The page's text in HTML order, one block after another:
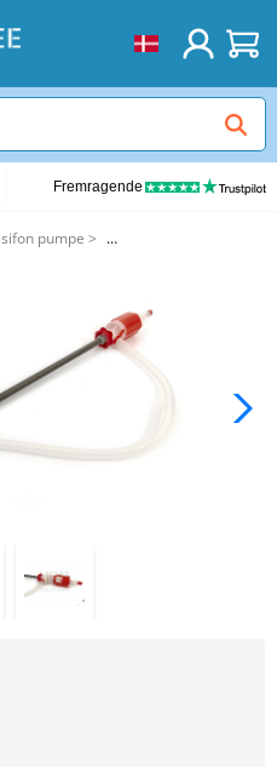
Fremragende
sifon pumpe >